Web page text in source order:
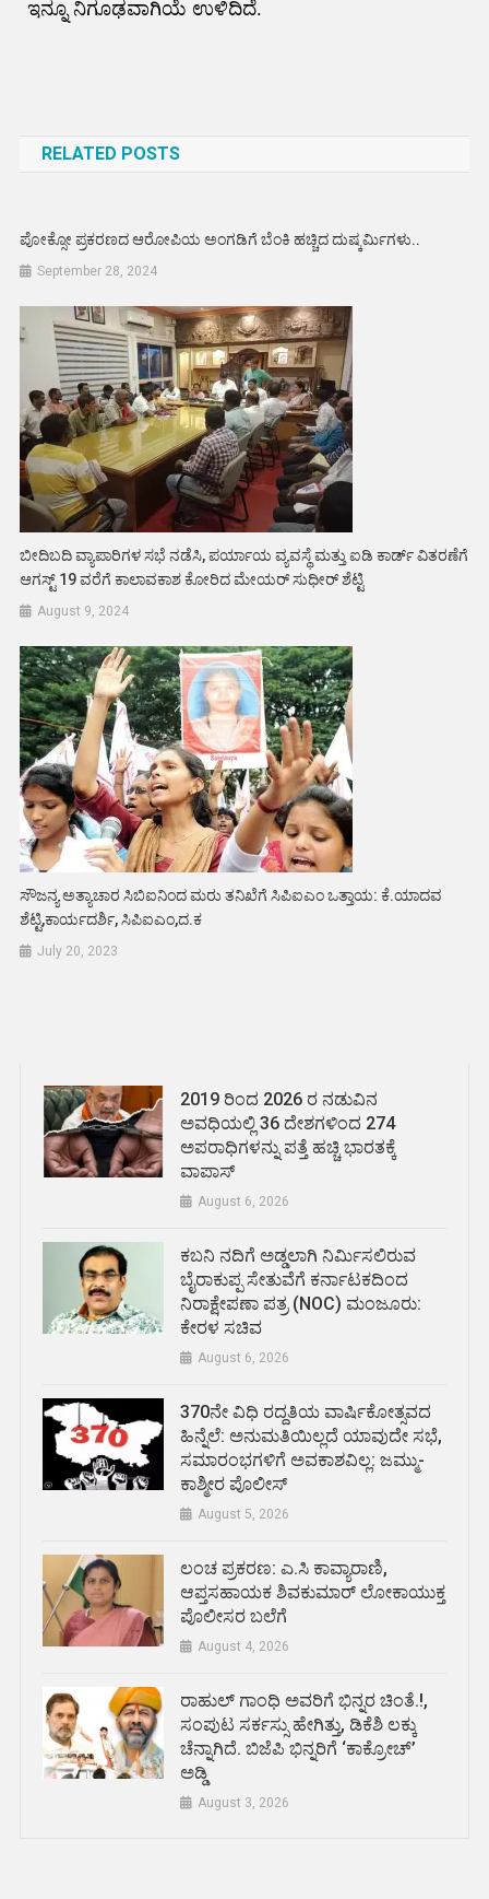
ಇನ್ನೂ ನಿಗೂಢವಾಗಿಯೆ ಉಳಿದಿದೆ.
RELATED POSTS
ಪೋಕ್ಸೋ ಪ್ರಕರಣದ ಆರೋಪಿಯ ಅಂಗಡಿಗೆ ಬೆಂಕಿ ಹಚ್ಚಿದ ದುಷ್ಕರ್ಮಿಗಳು..
September 28, 2024
ಬೀದಿಬದಿ ವ್ಯಾಪಾರಿಗಳ ಸಭೆ ನಡೆಸಿ, ಪರ್ಯಾಯ ವ್ಯವಸ್ಥೆ ಮತ್ತು ಐಡಿ ಕಾರ್ಡ್ ವಿತರಣೆಗೆ
ಆಗಸ್ಟ್ 19 ವರೆಗೆ ಕಾಲಾವಕಾಶ ಕೋರಿದ ಮೇಯರ್ ಸುಧೀರ್ ಶೆಟ್ಟಿ
August 9, 2024
ಸೌಜನ್ಯ ಅತ್ಯಾಚಾರ ಸಿಬಿಐನಿಂದ ಮರು ತನಿಖೆಗೆ ಸಿಪಿಐಎಂ ಒತ್ತಾಯ: ಕೆ.ಯಾದವ
ಶೆಟ್ಟಿ,ಕಾರ್ಯದರ್ಶಿ, ಸಿಪಿಐಎಂ,ದ.ಕ
July 20, 2023
2019 ರಿಂದ 2026 ರ ನಡುವಿನ
ಅವಧಿಯಲ್ಲಿ 36 ದೇಶಗಳಿಂದ 274
ಅಪರಾಧಿಗಳನ್ನು ಪತ್ತೆ ಹಚ್ಚಿ ಭಾರತಕ್ಕೆ
ವಾಪಾಸ್
August 6, 2026
ಕಬನಿ ನದಿಗೆ ಅಡ್ಡಲಾಗಿ ನಿರ್ಮಿಸಲಿರುವ
ಬೈರಾಕುಪ್ಪ ಸೇತುವೆಗೆ ಕರ್ನಾಟಕದಿಂದ
ನಿರಾಕ್ಷೇಪಣಾ ಪತ್ರ (NOC) ಮಂಜೂರು:
ಕೇರಳ ಸಚಿವ
August 6, 2026
370ನೇ ವಿಧಿ ರದ್ದತಿಯ ವಾರ್ಷಿಕೋತ್ಸವದ
ಹಿನ್ನೆಲೆ: ಅನುಮತಿಯಿಲ್ಲದೆ ಯಾವುದೇ ಸಭೆ,
ಸಮಾರಂಭಗಳಿಗೆ ಅವಕಾಶವಿಲ್ಲ: ಜಮ್ಮು-
ಕಾಶ್ಮೀರ ಪೊಲೀಸ್
August 5, 2026
ಲಂಚ ಪ್ರಕರಣ: ಎ.ಸಿ ಕಾವ್ಯಾರಾಣಿ,
ಆಪ್ತಸಹಾಯಕ ಶಿವಕುಮಾರ್‌ ಲೋಕಾಯುಕ್ತ
ಪೊಲೀಸರ ಬಲೆಗೆ
August 4, 2026
ರಾಹುಲ್ ಗಾಂಧಿ ಅವರಿಗೆ ಭಿನ್ನರ ಚಿಂತೆ.!,
ಸಂಪುಟ ಸರ್ಕಸ್ಸು ಹೇಗಿತ್ತು, ಡಿಕೆಶಿ ಲಕ್ಕು
ಚೆನ್ನಾಗಿದೆ. ಬಿಜೆಪಿ ಭಿನ್ನರಿಗೆ ‘ಕಾಕ್ರೋಚ್’
ಅಡ್ಡಿ
August 3, 2026